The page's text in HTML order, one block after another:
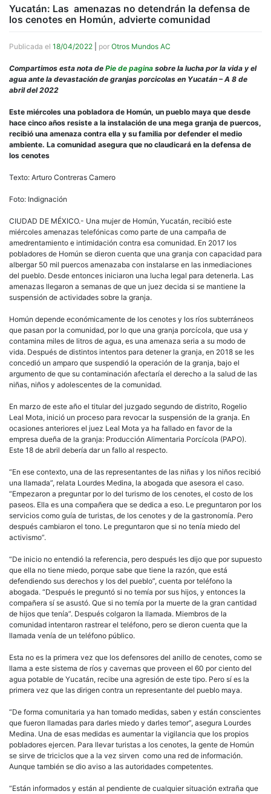
Yucatán: Las amenazas no detendrán la defensa de
los cenotes en Homún, advierte comunidad
Publicada el 18/04/2022 por Otros Mundos AC
Compartimos esta nota de Pie de pagina sobre la lucha por la vida y el
agua ante la devastación de granjas porcicolas en Yucatán – A 8 de
abril del 2022
Este miércoles una pobladora de Homún, un pueblo maya que desde
hace cinco años resiste a la instalación de una mega granja de puercos,
recibió una amenaza contra ella y su familia por defender el medio
ambiente. La comunidad asegura que no claudicará en la defensa de
los cenotes
Texto: Arturo Contreras Camero
Foto: Indignación
CIUDAD DE MÉXICO.- Una mujer de Homún, Yucatán, recibió este
miércoles amenazas telefónicas como parte de una campaña de
amedrentamiento e intimidación contra esa comunidad. En 2017 los
pobladores de Homún se dieron cuenta que una granja con capacidad para
albergar 50 mil puercos amenazaba con instalarse en las inmediaciones
del pueblo. Desde entonces iniciaron una lucha legal para detenerla. Las
amenazas llegaron a semanas de que un juez decida si se mantiene la
suspensión de actividades sobre la granja.
Homún depende económicamente de los cenotes y los ríos subterráneos
que pasan por la comunidad, por lo que una granja porcícola, que usa y
contamina miles de litros de agua, es una amenaza seria a su modo de
vida. Después de distintos intentos para detener la granja, en 2018 se les
concedió un amparo que suspendió la operación de la granja, bajo el
argumento de que su contaminación afectaría el derecho a la salud de las
niñas, niños y adolescentes de la comunidad.
En marzo de este año el titular del juzgado segundo de distrito, Rogelio
Leal Mota, inició un proceso para revocar la suspensión de la granja. En
ocasiones anteriores el juez Leal Mota ya ha fallado en favor de la
empresa dueña de la granja: Producción Alimentaria Porcícola (PAPO).
Este 18 de abril debería dar un fallo al respecto.
“En ese contexto, una de las representantes de las niñas y los niños recibió
una llamada”, relata Lourdes Medina, la abogada que asesora el caso.
“Empezaron a preguntar por lo del turismo de los cenotes, el costo de los
paseos. Ella es una compañera que se dedica a eso. Le preguntaron por los
servicios como guía de turistas, de los cenotes y de la gastronomía. Pero
después cambiaron el tono. Le preguntaron que si no tenía miedo del
activismo”.
“De inicio no entendió la referencia, pero después les dijo que por supuesto
que ella no tiene miedo, porque sabe que tiene la razón, que está
defendiendo sus derechos y los del pueblo”, cuenta por teléfono la
abogada. “Después le preguntó si no temía por sus hijos, y entonces la
compañera sí se asustó. Que si no temía por la muerte de la gran cantidad
de hijos que tenía”. Después colgaron la llamada. Miembros de la
comunidad intentaron rastrear el teléfono, pero se dieron cuenta que la
llamada venía de un teléfono público.
Esta no es la primera vez que los defensores del anillo de cenotes, como se
llama a este sistema de ríos y cavernas que proveen el 60 por ciento del
agua potable de Yucatán, recibe una agresión de este tipo. Pero sí es la
primera vez que las dirigen contra un representante del pueblo maya.
“De forma comunitaria ya han tomado medidas, saben y están conscientes
que fueron llamadas para darles miedo y darles temor”, asegura Lourdes
Medina. Una de esas medidas es aumentar la vigilancia que los propios
pobladores ejercen. Para llevar turistas a los cenotes, la gente de Homún
se sirve de triciclos que a la vez sirven como una red de información.
Aunque también se dio aviso a las autoridades competentes.
“Están informados y están al pendiente de cualquier situación extraña que